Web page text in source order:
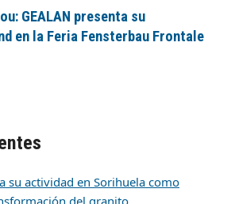
GEALAN presenta su
en la Feria Fensterbau Frontale
su actividad en Sorihuela como